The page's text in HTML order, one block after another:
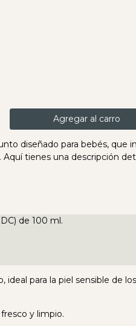
Agregar al carro
diseñado para bebés, que
tienes una descripción
de 100 ml.
ideal para la piel sensible de los
y limpio.